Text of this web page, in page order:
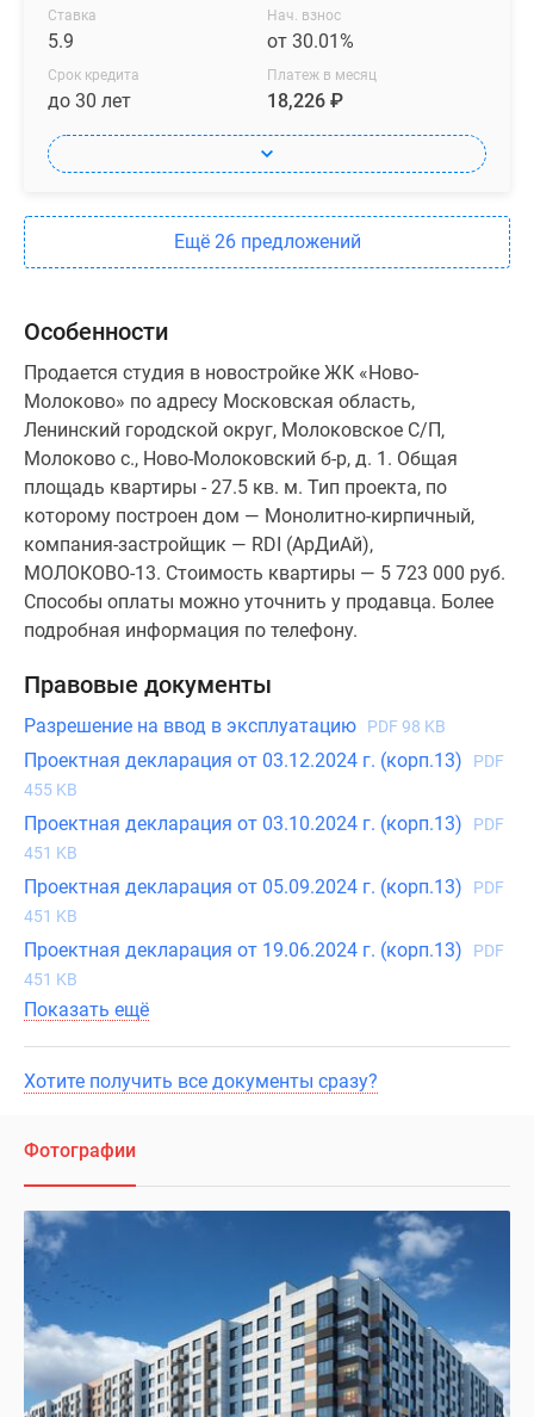
Ставка
5.9
Нач. взнос
от 30.01%
Срок кредита
до 30 лет
Платеж в месяц
18,226 ₽
Ещё 26 предложений
Особенности
Продается студия в новостройке ЖК «Ново-
Молоково» по адресу Московская область,
Ленинский городской округ, Молоковское С/П,
Молоково с., Ново-Молоковский б-р, д. 1. Общая
площадь квартиры - 27.5 кв. м. Тип проекта, по
которому построен дом — Монолитно-кирпичный,
компания-застройщик — RDI (АрДиАй),
МОЛОКОВО-13. Стоимость квартиры — 5 723 000 руб.
Способы оплаты можно уточнить у продавца. Более
подробная информация по телефону.
Правовые документы
Разрешение на ввод в эксплуатацию PDF 98 KB
Проектная декларация от 03.12.2024 г. (корп.13)
PDF
455 KB
Проектная декларация от 03.10.2024 г. (корп.13)
PDF
451 KB
Проектная декларация от 05.09.2024 г. (корп.13)
PDF
451 KB
Проектная декларация от 19.06.2024 г. (корп.13)
PDF
451 KB
Показать ещё
Хотите получить все документы сразу?
Фотографии